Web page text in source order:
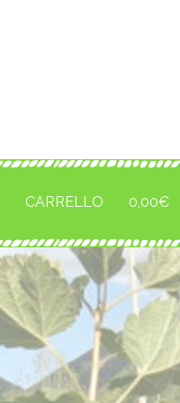
CARRELLO 0,00€